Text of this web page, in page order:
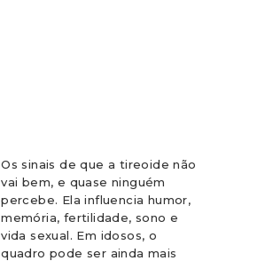
Os sinais de que a tireoide não
vai bem, e quase ninguém
percebe. Ela influencia humor,
memória, fertilidade, sono e
vida sexual. Em idosos, o
quadro pode ser ainda mais